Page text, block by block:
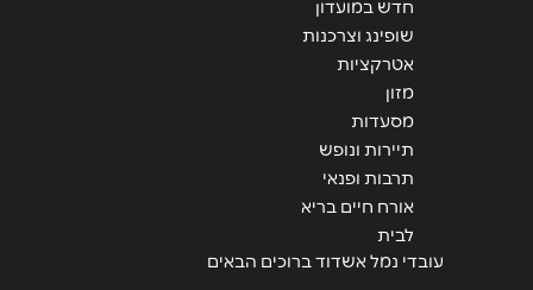
08-6846010
באר שבע
גרנד קניון באר שבע טוביהו 125
054-6929798
חדש במועדון
שופינג וצרכנות
אטרקציות
מזון
מסעדות
תיירות ונופש
תרבות ופנאי
אורח חיים בריא
לבית
עובדי נמל אשדוד ברוכים הבאים